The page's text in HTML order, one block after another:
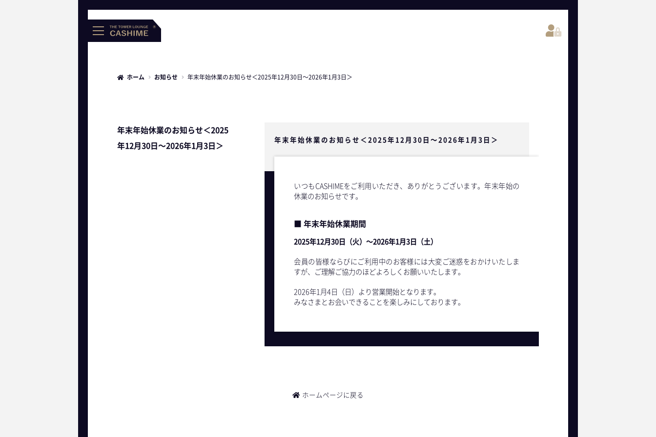
ホーム お知らせ 年末年始休業のお知らせ＜2025年12月30日〜2026年1月3日＞
年末年始休業のお知らせ＜2025
年12月30日〜2026年1月3日＞
年末年始休業のお知らせ＜2025年12月30日〜2026年1月3日＞
いつもCASHIMEをご利用いただき、ありがとうございます。年末年始の
休業のお知らせです。
■ 年末年始休業期間
2025年12月30日（火）〜2026年1月3日（土）
会員の皆様ならびにご利用中のお客様には大変ご迷惑をおかけいたしま
すが、ご理解ご協力のほどよろしくお願いいたします。
2026年1月4日（日）より営業開始となります。
みなさまとお会いできることを楽しみにしております。
ホームページに戻る